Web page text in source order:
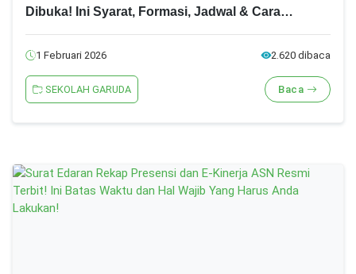
Dibuka! Ini Syarat, Formasi, Jadwal & Cara
1 Februari 2026 2.620 dibaca
SEKOLAH GARUDA Baca